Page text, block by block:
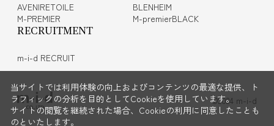
AVENIRETOILE
BLENHEIM
M-PREMIER
M-premierBLACK
RECRUITMENT
m-i-d RECRUIT
©2024 m-i-d
当サイトでは利用体験の向上およびコンテンツの最適な提供、ト
ラフィックの分析を目的としてCookieを使用しています。
サイトの閲覧を継続された場合、Cookieの利用に同意したことも
のといたします。